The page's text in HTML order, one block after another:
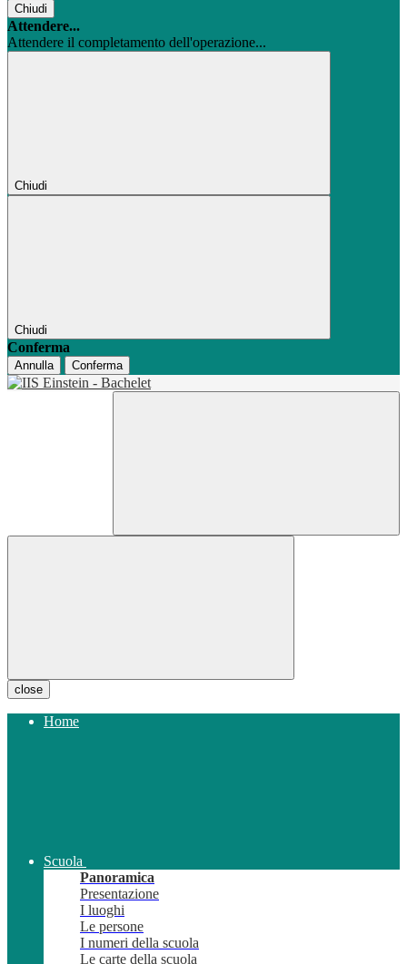
Chiudi
Attendere...
Attendere il completamento dell'operazione...
Chiudi
Chiudi
Conferma
Annulla Conferma
close
Home
Scuola
Panoramica
Presentazione
I luoghi
Le persone
I numeri della scuola
Le carte della scuola